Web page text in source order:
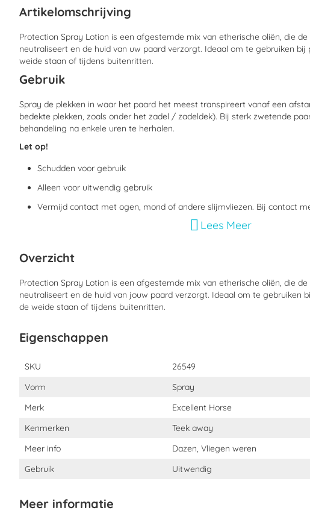
van
afbeeldingen-
gallerij
Artikelomschrijving
Protection Spray Lotion is een afgestemde mix van etherische oliën, die
neutraliseert en de huid van uw paard verzorgt. Ideaal om te gebruiken bij
weide staan of tijdens buitenritten.
Gebruik
Spray de plekken in waar het paard het meest transpireert vanaf een
bedekte plekken, zoals onder het zadel / zadeldek). Bij sterk zwetende
behandeling na enkele uren te herhalen.
Let op!
Schudden voor gebruik
Alleen voor uitwendig gebruik
Vermijd contact met ogen, mond of andere slijmvliezen. Bij contact
Bewaaradvies
Buiten bereik van kinderen houden. Bewaren bij kamertemperatuur.
Lees Meer
Overzicht
Protection Spray Lotion is een afgestemde mix van etherische oliën, die
neutraliseert en de huid van jouw paard verzorgt. Ideaal om te gebruiken
de weide staan of tijdens buitenritten.
Eigenschappen
Eigenschappen
SKU
26549
Vorm
Spray
Merk
Excellent Horse
Kenmerken
Teek away
Meer info
Dazen, Vliegen weren
Gebruik
Uitwendig
Meer informatie